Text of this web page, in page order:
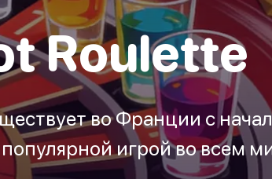
Roulette
во Франции с
популярной игрой во всем